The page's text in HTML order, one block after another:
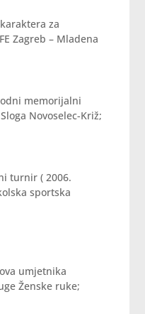
za
Zagreb – Mladena
memorijalni
Novoselec-Križ;
turnir ( 2006.
sportska
umjetnika
Ženske ruke;